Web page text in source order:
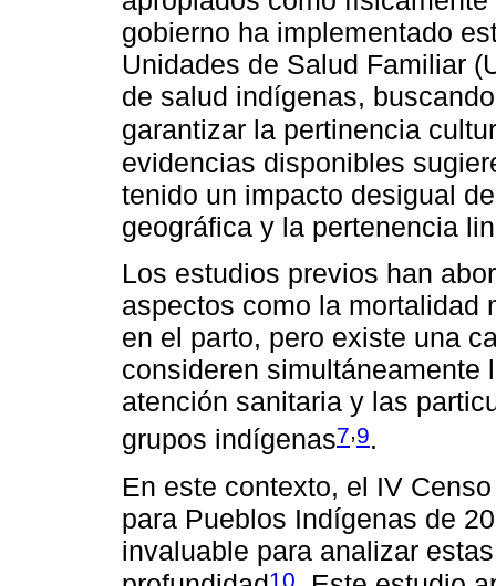
gobierno ha implementado
Unidades de Salud Familiar
de salud indígenas,
garantizar la pertinencia
evidencias disponibles
tenido un impacto desigual
geográfica y la pertenencia
Los estudios previos han
aspectos como la mortalidad
en el parto, pero existe una
consideren
atención sanitaria y las
grupos indígenas7,9.
En este contexto, el IV
para Pueblos Indígenas de
invaluable para analizar
10